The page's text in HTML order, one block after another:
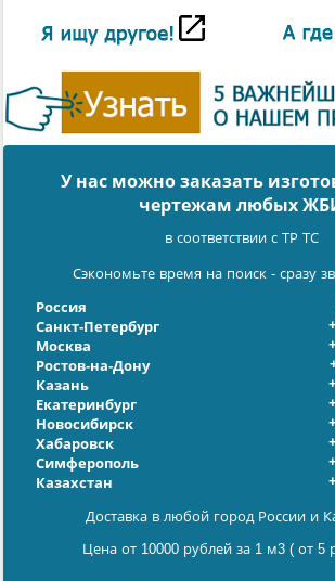
У нас можно заказать
чертежам любых
в соответствии с ТР ТС
Сэкономьте время на поиск - сразу
Россия
Санкт-Петербург
Москва
Ростов-на-Дону
Казань
Екатеринбург
Новосибирск
Хабаровск
Симферополь
Казахстан
Доставка в любой город России и
Цена от 10000 рублей за 1 м3 ( от 5